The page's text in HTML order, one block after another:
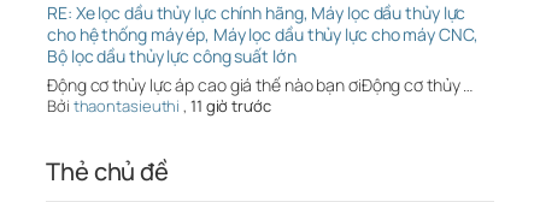
RE: Xe lọc dầu thủy lực chính hãng, Máy lọc dầu thủy lực
cho hệ thống máy ép, Máy lọc dầu thủy lực cho máy CNC,
Bộ lọc dầu thủy lực công suất lớn
Động cơ thủy lực áp cao giá thế nào bạn ơiĐộng cơ thủy …
Bởi thaontasieuthi , 11 giờ trước
Thẻ chủ đề